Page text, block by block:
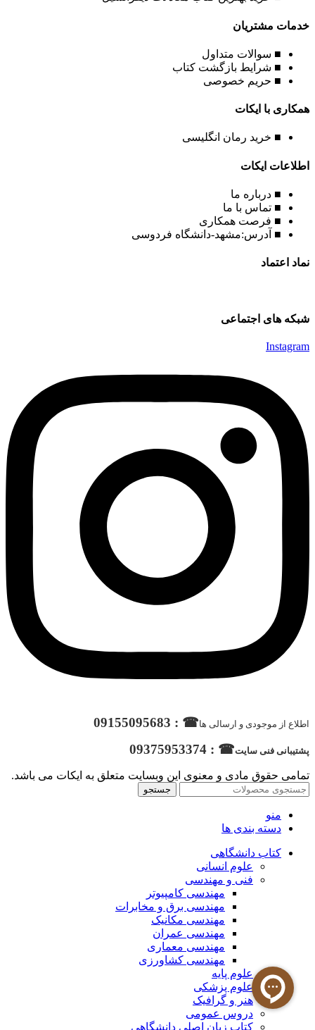
خدمات مشتریان
■ سوالات متداول
■ شرایط بازگشت کتاب
■ حریم خصوصی
همکاری با ایکات
■ خرید رمان انگلیسی
اطلاعات ایکات
■ درباره ما
■ تماس با ما
■ فرصت همکاری
■ آدرس:مشهد-دانشگاه فردوسی
نماد اعتماد
شبکه های اجتماعی
Instagram
اطلاع از موجودی و ارسالی ها☎ : 09155095683
پشتیبانی فنی سایت☎ : 09375953374
تمامی حقوق مادی و معنوی این وبسایت متعلق به ایکات می باشد.
جستجو
منو
دسته بندی ها
کتاب دانشگاهی
علوم انسانی
فنی و مهندسی
مهندسی کامپیوتر
مهندسی برق و مخابرات
مهندسی مکانیک
مهندسی عمران
مهندسی معماری
مهندسی کشاورزی
علوم پایه
علوم پزشکی
هنر و گرافیک
دروس عمومی
کتاب زبان اصلی دانشگاهی